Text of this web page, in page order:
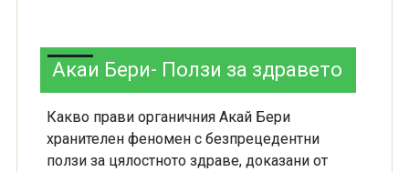
Акаи Бери- Ползи за здравето
Какво прави органичния Акай Бери
хранителен феномен с безпрецедентни
ползи за цялостното здраве, доказани от